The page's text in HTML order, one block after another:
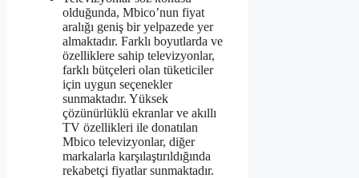
olduğunda, Mbico’nun fiyat
aralığı geniş bir yelpazede yer
almaktadır. Farklı boyutlarda ve
özelliklere sahip televizyonlar,
farklı bütçeleri olan tüketiciler
için uygun seçenekler
sunmaktadır. Yüksek
çözünürlüklü ekranlar ve akıllı
TV özellikleri ile donatılan
Mbico televizyonlar, diğer
markalarla karşılaştırıldığında
rekabetçi fiyatlar sunmaktadır.